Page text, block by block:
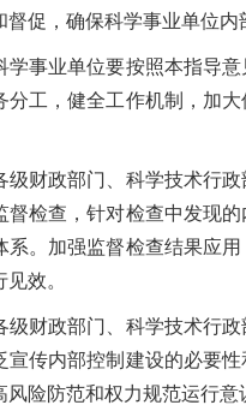
促，确保科学事业单位
业单位要按照本指导意
分工，健全工作机制，加
政部门、科学技术行政
督检查，针对检查中发现
系。加强监督检查结果应
效。
政部门、科学技术行政
宣传内部控制建设的必要
风险防范和权力规范运行